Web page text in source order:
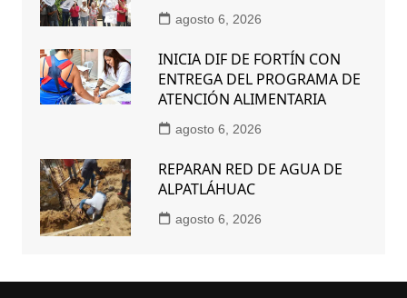
agosto 6, 2026
INICIA DIF DE FORTÍN CON
ENTREGA DEL PROGRAMA DE
ATENCIÓN ALIMENTARIA
agosto 6, 2026
REPARAN RED DE AGUA DE
ALPATLÁHUAC
agosto 6, 2026